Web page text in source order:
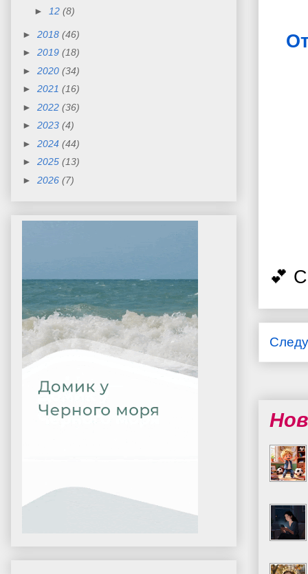
💕
►
12 (8)
► 2018 (46)
► 2019 (18)
► 2020 (34)
► 2021 (16)
► 2022 (36)
► 2023 (4)
► 2024 (44)
► 2025 (13)
► 2026 (7)